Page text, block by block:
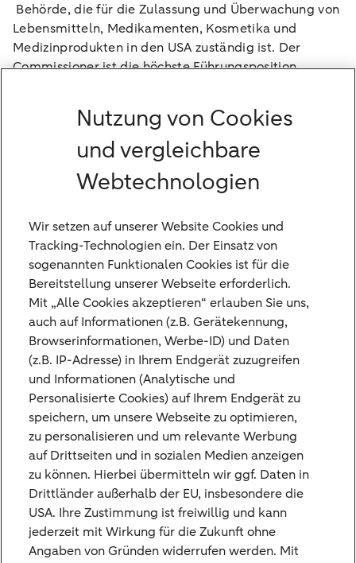
Behörde, die für die Zulassung und Überwachung von
Lebensmitteln, Medikamenten, Kosmetika und
Medizinprodukten in den USA zuständig ist. Der
Commissioner ist die höchste Führungsposition
²Wir planen, die Zulassungszeit für Medikamente
durch die FDA um Monate zu verkürzen.
³Die Mission, Amerika wieder gesund zu machen
(MAHA), umfasst (MABA) – Beschleunigung der
amerikanischen Biotechnologie.
Tags
CIO Insights
Mehr
Diese Ausarbeitung der ABN AMRO Bank N.V.
Frankfurt Branch (nachfolgend „
Bethmann
HAL
“) stellt für sich gesehen weder ein
Angebot noch eine Beratung, Empfehlung
Nutzung von Cookies
und vergleichbare
Webtechnologien
Wir setzen auf unserer Website Cookies und
Tracking-Technologien ein. Der Einsatz von
sogenannten Funktionalen Cookies ist für die
Bereitstellung unserer Webseite erforderlich.
Mit „Alle Cookies akzeptieren“ erlauben Sie uns,
auch auf Informationen (z.B. Gerätekennung,
Browserinformationen, Werbe-ID) und Daten
(z.B. IP-Adresse) in Ihrem Endgerät zuzugreifen
und Informationen (Analytische und
Personalisierte Cookies) auf Ihrem Endgerät zu
speichern, um unsere Webseite zu optimieren,
zu personalisieren und um relevante Werbung
auf Drittseiten und in sozialen Medien anzeigen
zu können. Hierbei übermitteln wir ggf. Daten in
Drittländer außerhalb der EU, insbesondere die
USA. Ihre Zustimmung ist freiwillig und kann
jederzeit mit Wirkung für die Zukunft ohne
Angaben von Gründen widerrufen werden. Mit